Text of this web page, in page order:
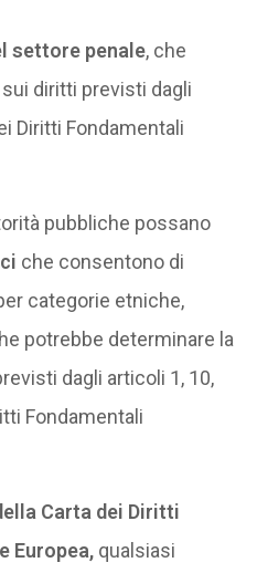
settore penale, che
diritti previsti dagli
Diritti Fondamentali
pubbliche possano
che consentono di
categorie etniche,
potrebbe determinare la
dagli articoli 1, 10,
Fondamentali
Carta dei Diritti
Europea, qualsiasi